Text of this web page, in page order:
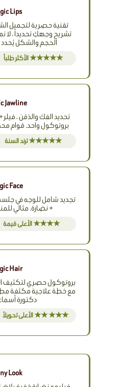
Lips
تقنية حصرية لتجميل
تشريح وجهكِ تحديداً ، لا
الحجم والشكل يُحدد
★★★★★ الأكثر طلباً
Jawline
بروتوكول واحد. قوام
★★★★★ ترند السنة
Face
تجديد شامل للوجه في
+ نضارة. مثالي
★★★★ الأعلى قيمة
Hair
بروتوكول حصري لتكثيف
مع خطة علاجية مكثفة
دكتورة
★★★ ★★ الأعلى تحويلاً
Look